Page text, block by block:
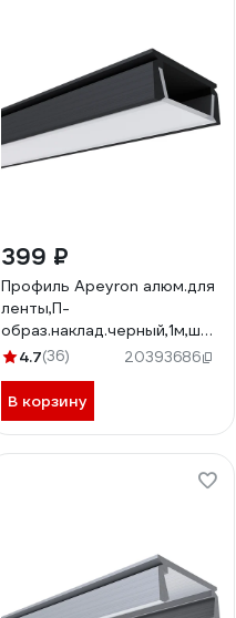
399 ₽
Профиль Apeyron алюм.для
ленты,П-
до 10мм,комплект/ 08-05-
4.7(36) 20393686
В корзину